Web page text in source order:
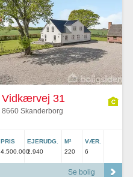
Vidkærvej 31
8660 Skanderborg
PRIS
4.500.000
EJERUDG.
2.940
M²
220
VÆR.
6
Se bolig